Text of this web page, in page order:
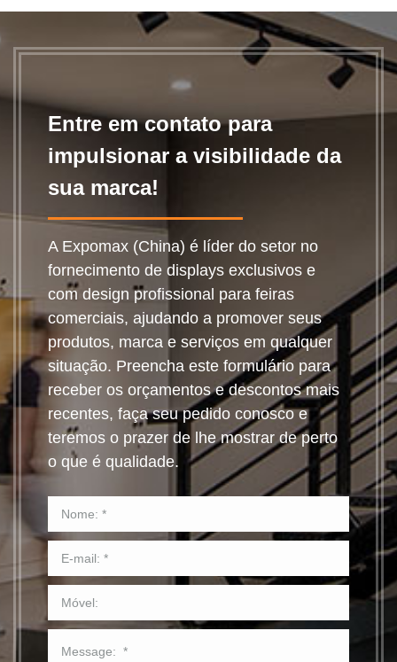
Entre em contato para
impulsionar a visibilidade da
sua marca!
A Expomax (China) é líder do setor no
fornecimento de displays exclusivos e
com design profissional para feiras
comerciais, ajudando a promover seus
produtos, marca e serviços em qualquer
situação. Preencha este formulário para
receber os orçamentos e descontos mais
recentes, faça seu pedido conosco e
teremos o prazer de lhe mostrar de perto
o que é qualidade.